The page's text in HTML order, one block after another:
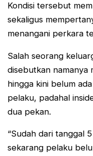
Kondisi tersebut
sekaligus
menangani perkara
Salah seorang
disebutkan namanya
hingga kini belum
pelaku, padahal
dua pekan.
“Sudah dari tanggal
sekarang pelaku